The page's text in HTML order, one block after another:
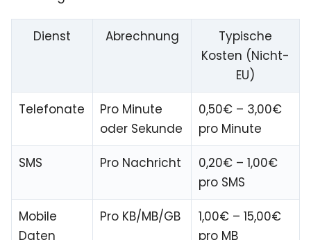
Dienst Abrechnung
Typische
Kosten (Nicht-
EU)
Telefonate
Pro Minute
oder Sekunde
0,50€ – 3,00€
pro Minute
SMS Pro Nachricht
0,20€ – 1,00€
pro SMS
Mobile
Daten
Pro KB/MB/GB
1,00€ – 15,00€
pro MB